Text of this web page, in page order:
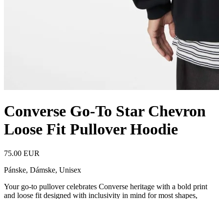
Converse Go-To Star Chevron
Loose Fit Pullover Hoodie
75.00 EUR
Pánske, Dámske, Unisex
Your go-to pullover celebrates Converse heritage with a bold print
and loose fit designed with inclusivity in mind for most shapes,